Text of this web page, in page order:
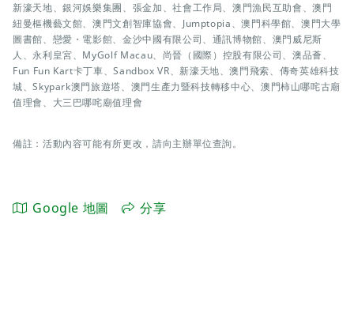
新濠天地、銀河娛樂集團、張金加、社會工作局、澳門漁民互助會、澳門
紐曼樞機藝文館、澳門文創智庫協會、Jumptopia、澳門科學館、澳門大學
圖書館、戀愛・電影館、金沙中國有限公司、通訊博物館、澳門威尼斯
人、永利皇宮、MyGolf Macau、尚晉（國際）控股有限公司、澳品薈、
Fun Fun Kart卡丁車、Sandbox VR、新濠天地、澳門飛索、傳奇英雄科技
城、Skypark澳門旅遊塔、澳門生產力暨科技轉移中心、澳門柿山哪咤古廟
值理會、大三巴哪咤廟值理會
備註：活動內容可能有所更改，請向主辦單位查詢。
Google 地圖 分享